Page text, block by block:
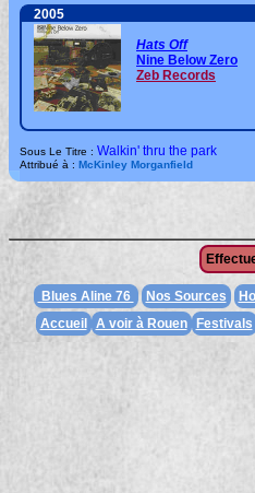
2005
Hats Off
Nine Below Zero
Zeb Records
Sous Le Titre : Walkin' thru the park
Attribué à : McKinley Morganfield
Blues Aline 76 Nos Sources
Accueil
A voir à Rouen Festivals